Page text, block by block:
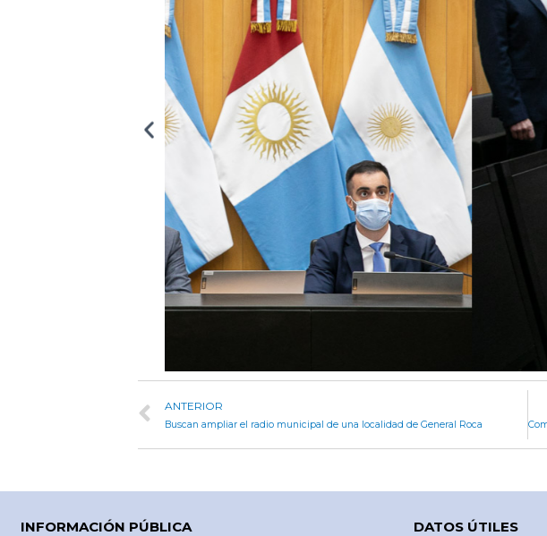
ANTERIOR
Buscan ampliar el radio municipal de una localidad de General Roca
INFORMACIÓN PÚBLICA
DATOS ÚTILES